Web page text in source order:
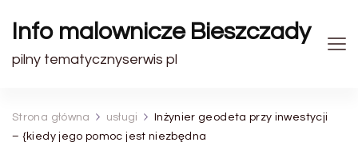
Info malownicze Bieszczady
pilny tematycznyserwis pl
Strona główna usługi
Inżynier geodeta przy inwestycji
– {kiedy jego pomoc jest niezbędna